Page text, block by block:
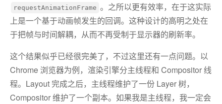
requestAnimationFrame 。之所以更有效率，在于这实际
上是一个基于动画帧发生的回调。这种设计的高明之处在
于把帧与时间解耦，从而不再受制于显示器的刷新率。
这个结果似乎已经很完美了，不过这里还有一点问题。以
Chrome 浏览器为例，渲染引擎分主线程和 Compositor 线
程。Layout 完成之后，主线程维护了一份 Layer 树，
Compositor 维护了一个副本。如果我是主线程，我一定会